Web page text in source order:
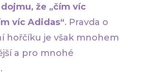
že „čím víc
víc Adidas“. Pravda o
hořčíku je však mnohem
a pro mnohé